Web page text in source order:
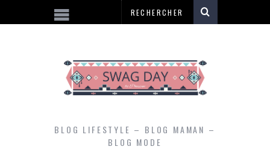
BLOG LIFESTYLE – BLOG MAMAN –
BLOG MODE